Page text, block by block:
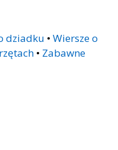
dziadku • Wiersze o
• Zabawne